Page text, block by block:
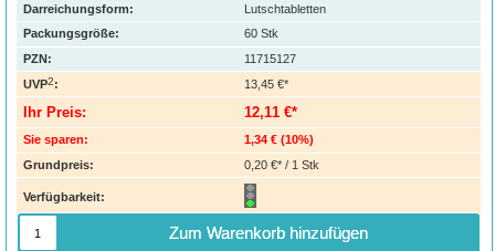
Darreichungsform:
Lutschtabletten
Packungsgröße:
60 Stk
PZN:
11715127
UVP2: 13,45 €*
Ihr Preis: 12,11 €*
Sie sparen: 1,34 € (10%)
Grundpreis:
0,20 €* / 1 Stk
Verfügbarkeit:
Zum Warenkorb hinzufügen